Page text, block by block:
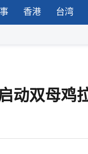
香港 台湾
动双母鸡